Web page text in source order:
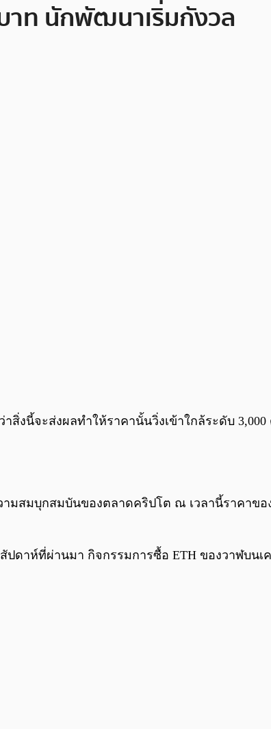
าท นักพัฒนาเริ่มกังวล
สิ่งนี้จะส่งผลทำให้ราคานั้นวิ่งเข้าใกล้ระดับ
มสมบุกสมบันของตลาดคริปโต ณ เวลานี้ราคาขอ
ดาห์ที่ผ่านมา กิจกรรมการซื้อ ETH ของวาฬบนเ